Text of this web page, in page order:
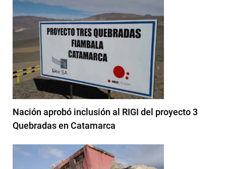
Nación aprobó inclusión al RIGI del proyecto 3
Quebradas en Catamarca